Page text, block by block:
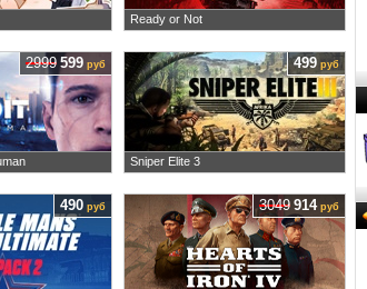
Ready or Not
2999 599 руб
Sniper Elite 3
499 руб
490 руб 3049 914руб